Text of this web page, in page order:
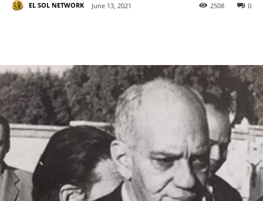
EL SOL NETWORK June 13, 2021 0
2508